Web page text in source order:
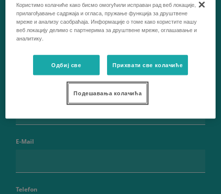
E-Mail
Telefon
Користимо колачиће како бисмо омогућили исправан рад веб локације,
прилагођавање садржаја и огласа, пружање функција за друштвене
мреже и анализу саобраћаја. Информације о томе како користите нашу
веб локацију делимо с партнерима за друштвене мреже, оглашавање и
аналитику.
Одбиј све Прихвати све колачиће
Подешавања колачића